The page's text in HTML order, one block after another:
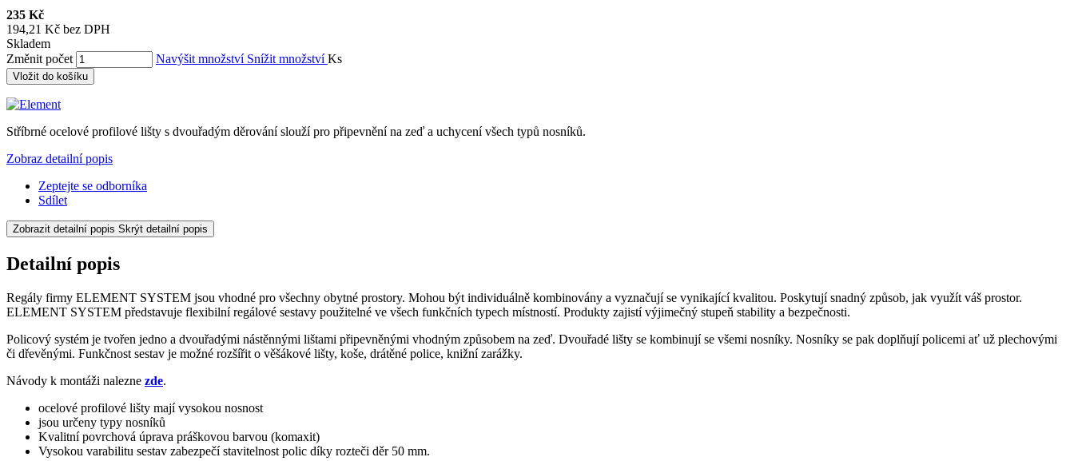
235 Kč
194,21 Kč bez DPH
Skladem
Změnit počet
Navýšit množství Snížit množstvíKs
Vložit do košíku
Stříbrné ocelové profilové lišty s dvouřadým děrování slouží pro připevnění na zeď a uchycení všech typů nosníků.
Zobraz detailní popis
Zeptejte se odborníka
Sdílet
Zobrazit detailní popis Skrýt detailní popis
Detailní popis
Regály firmy ELEMENT SYSTEM jsou vhodné pro všechny obytné prostory. Mohou být individuálně kombinovány a vyznačují se vynikající kvalitou. Poskytují snadný způsob, jak využít váš prostor.
ELEMENT SYSTEM představuje flexibilní regálové sestavy použitelné ve všech funkčních typech místností. Produkty zajistí výjimečný stupeň stability a bezpečnosti.
Policový systém je tvořen jedno a dvouřadými nástěnnými lištami připevněnými vhodným způsobem na zeď. Dvouřadé lišty se kombinují se všemi nosníky. Nosníky se pak doplňují policemi ať už plechovými
či dřevěnými. Funkčnost sestav je možné rozšířit o věšákové lišty, koše, drátěné police, knižní zarážky.
Návody k montáži nalezne zde.
ocelové profilové lišty mají vysokou nosnost
jsou určeny typy nosníků
Kvalitní povrchová úprava práškovou barvou (komaxit)
Vysokou varabilitu sestav zabezpečí stavitelnost polic díky rozteči děr 50 mm.